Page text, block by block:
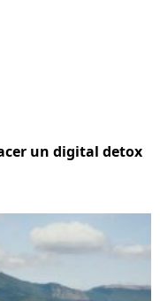
un digital detox